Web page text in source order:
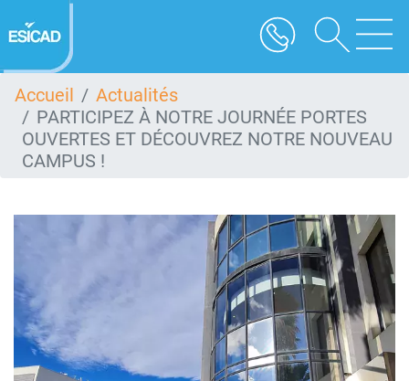
au
contenu
Accueil
Actualités
PARTICIPEZ À NOTRE JOURNÉE PORTES
OUVERTES ET DÉCOUVREZ NOTRE NOUVEAU
CAMPUS !